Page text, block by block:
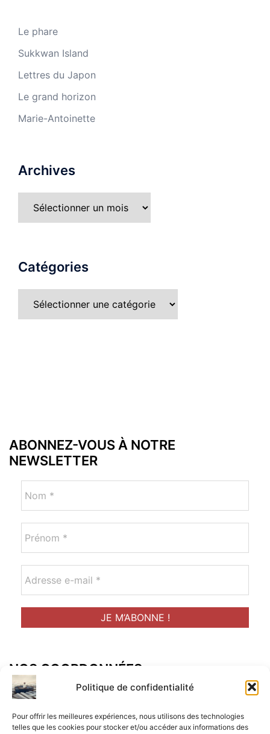
Politique de confidentialité
Pour offrir les meilleures expériences, nous utilisons des technologies
telles que les cookies pour stocker et/ou accéder aux informations des
Le phare
Sukkwan Island
Lettres du Japon
Le grand horizon
Marie-Antoinette
Archives
Catégories
ABONNEZ-VOUS À NOTRE
NEWSLETTER
NOS COORDONNÉES
Adresse postal :
ALCF
34 Rue René Brunen